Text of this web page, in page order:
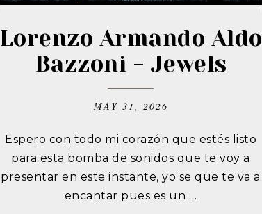
Lorenzo Armando Aldo
Bazzoni - Jewels
MAY 31, 2026
Espero con todo mi corazón que estés listo
para esta bomba de sonidos que te voy a
presentar en este instante, yo se que te va a
encantar pues es un …